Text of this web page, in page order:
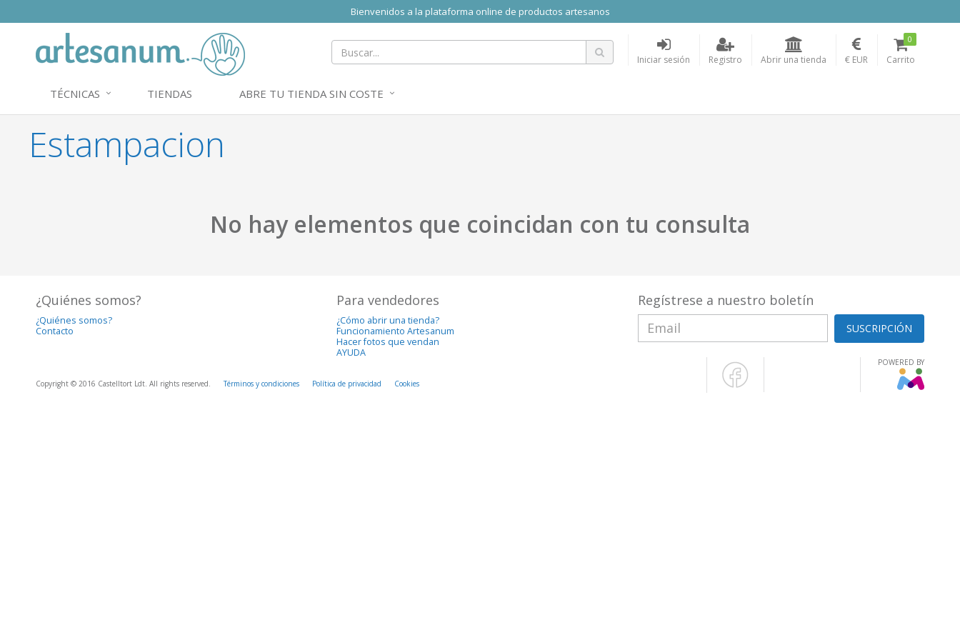
Bienvenidos a la plataforma online de productos artesanos
Iniciar sesión Registro Abrir una tienda € EUR Carrito
0
TÉCNICAS TIENDAS ABRE TU TIENDA SIN COSTE
Estampacion
No hay elementos que coincidan con tu consulta
¿Quiénes somos?
¿Quiénes somos?
Contacto
Para vendedores
¿Cómo abrir una tienda?
Funcionamiento Artesanum
Hacer fotos que vendan
AYUDA
Regístrese a nuestro boletín
SUSCRIPCIÓN
Copyright © 2016 Castelltort Ldt. All rights reserved. Términos y condiciones Política de privacidad Cookies
POWERED BY